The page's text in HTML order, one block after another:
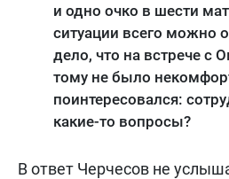
и одно очко в шести
ситуации всего можно
дело, что на встрече с
тому не было
поинтересовался:
какие-то вопросы?
В ответ Черчесов не